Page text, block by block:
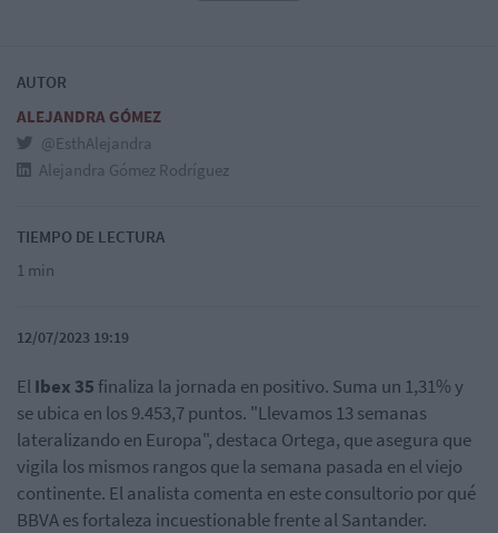
AUTOR
ALEJANDRA GÓMEZ
@EsthAlejandra
Alejandra Gómez Rodríguez
TIEMPO DE LECTURA
1 min
12/07/2023 19:19
ElIbex 35 finaliza la jornada en positivo. Suma un 1,31% y
se ubica en los 9.453,7 puntos. "Llevamos 13 semanas
lateralizando en Europa", destaca Ortega, que asegura que
vigila los mismos rangos que la semana pasada en el viejo
continente. El analista comenta en este consultorio por qué
BBVA es fortaleza incuestionable frente al Santander.